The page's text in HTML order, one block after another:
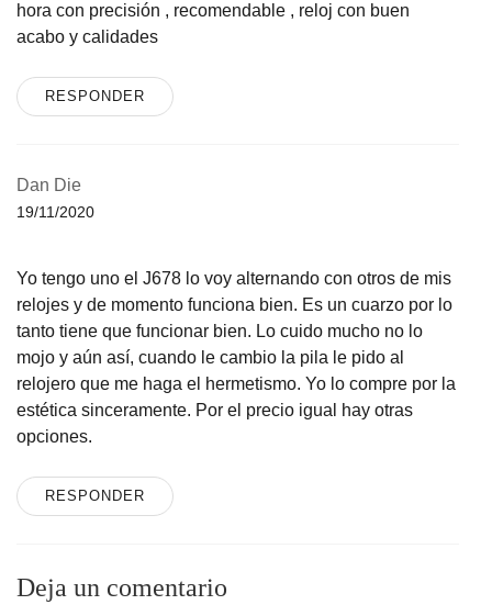
hora con precisión , recomendable , reloj con buen
acabo y calidades
RESPONDER
Dan Die
19/11/2020
Yo tengo uno el J678 lo voy alternando con otros de mis
relojes y de momento funciona bien. Es un cuarzo por lo
tanto tiene que funcionar bien. Lo cuido mucho no lo
mojo y aún así, cuando le cambio la pila le pido al
relojero que me haga el hermetismo. Yo lo compre por la
estética sinceramente. Por el precio igual hay otras
opciones.
RESPONDER
Deja un comentario